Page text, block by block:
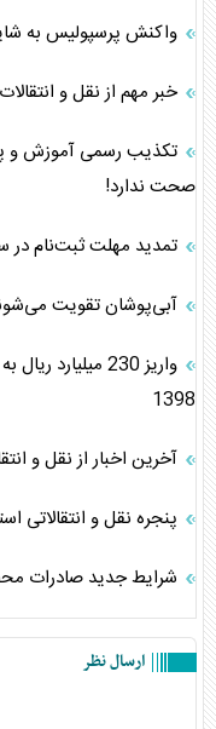
واکنش پرسپولیس به
خبر مهم از نقل و
تکذیب رسمی آموزش و
صحت ندارد!
تمدید مهلت ثبت‌نام در
آبی‌پوشان تقویت
واریز 230
1398
آخرین اخبار از نقل و
پنجره نقل و انتقالاتی
شرایط جدید صادرات
ارسال نظر